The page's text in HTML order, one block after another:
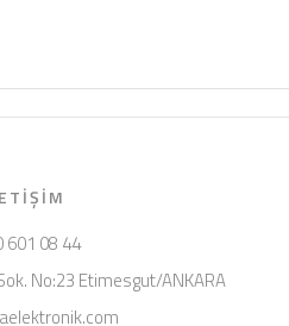
601 08 44
No:23 Etimesgut/ANKARA